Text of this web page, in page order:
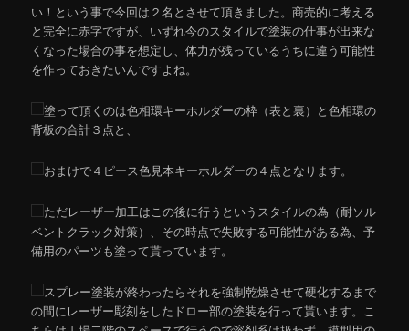
い！という事で今回は２名とさせて頂きました。商売的に考える
と完全に赤字ですが、いずれ今のスタイルで塗装の仕事が出来な
くなった場合の事を想定し、体力が残っているうちに違う可能性
を作っておきたいんですよね。
塗って頂くのは色相環キーホルダーの枠（表と裏）と色相環の
背板の合計３点と、
おまけで４ピース色見本キーホルダーの４点となります。
ただレーザー加工はこの後に行うというスタイルの為（耐ソル
ベントクラック対策）、その時点で失敗する可能性がある為、予
備用のパーツも塗って貰っています。
スプレー塗装が終わったらそれを強制乾燥させて硬化するまで
の間にレーザー彫刻をしたドロー部の塗装を行って貰います。こ